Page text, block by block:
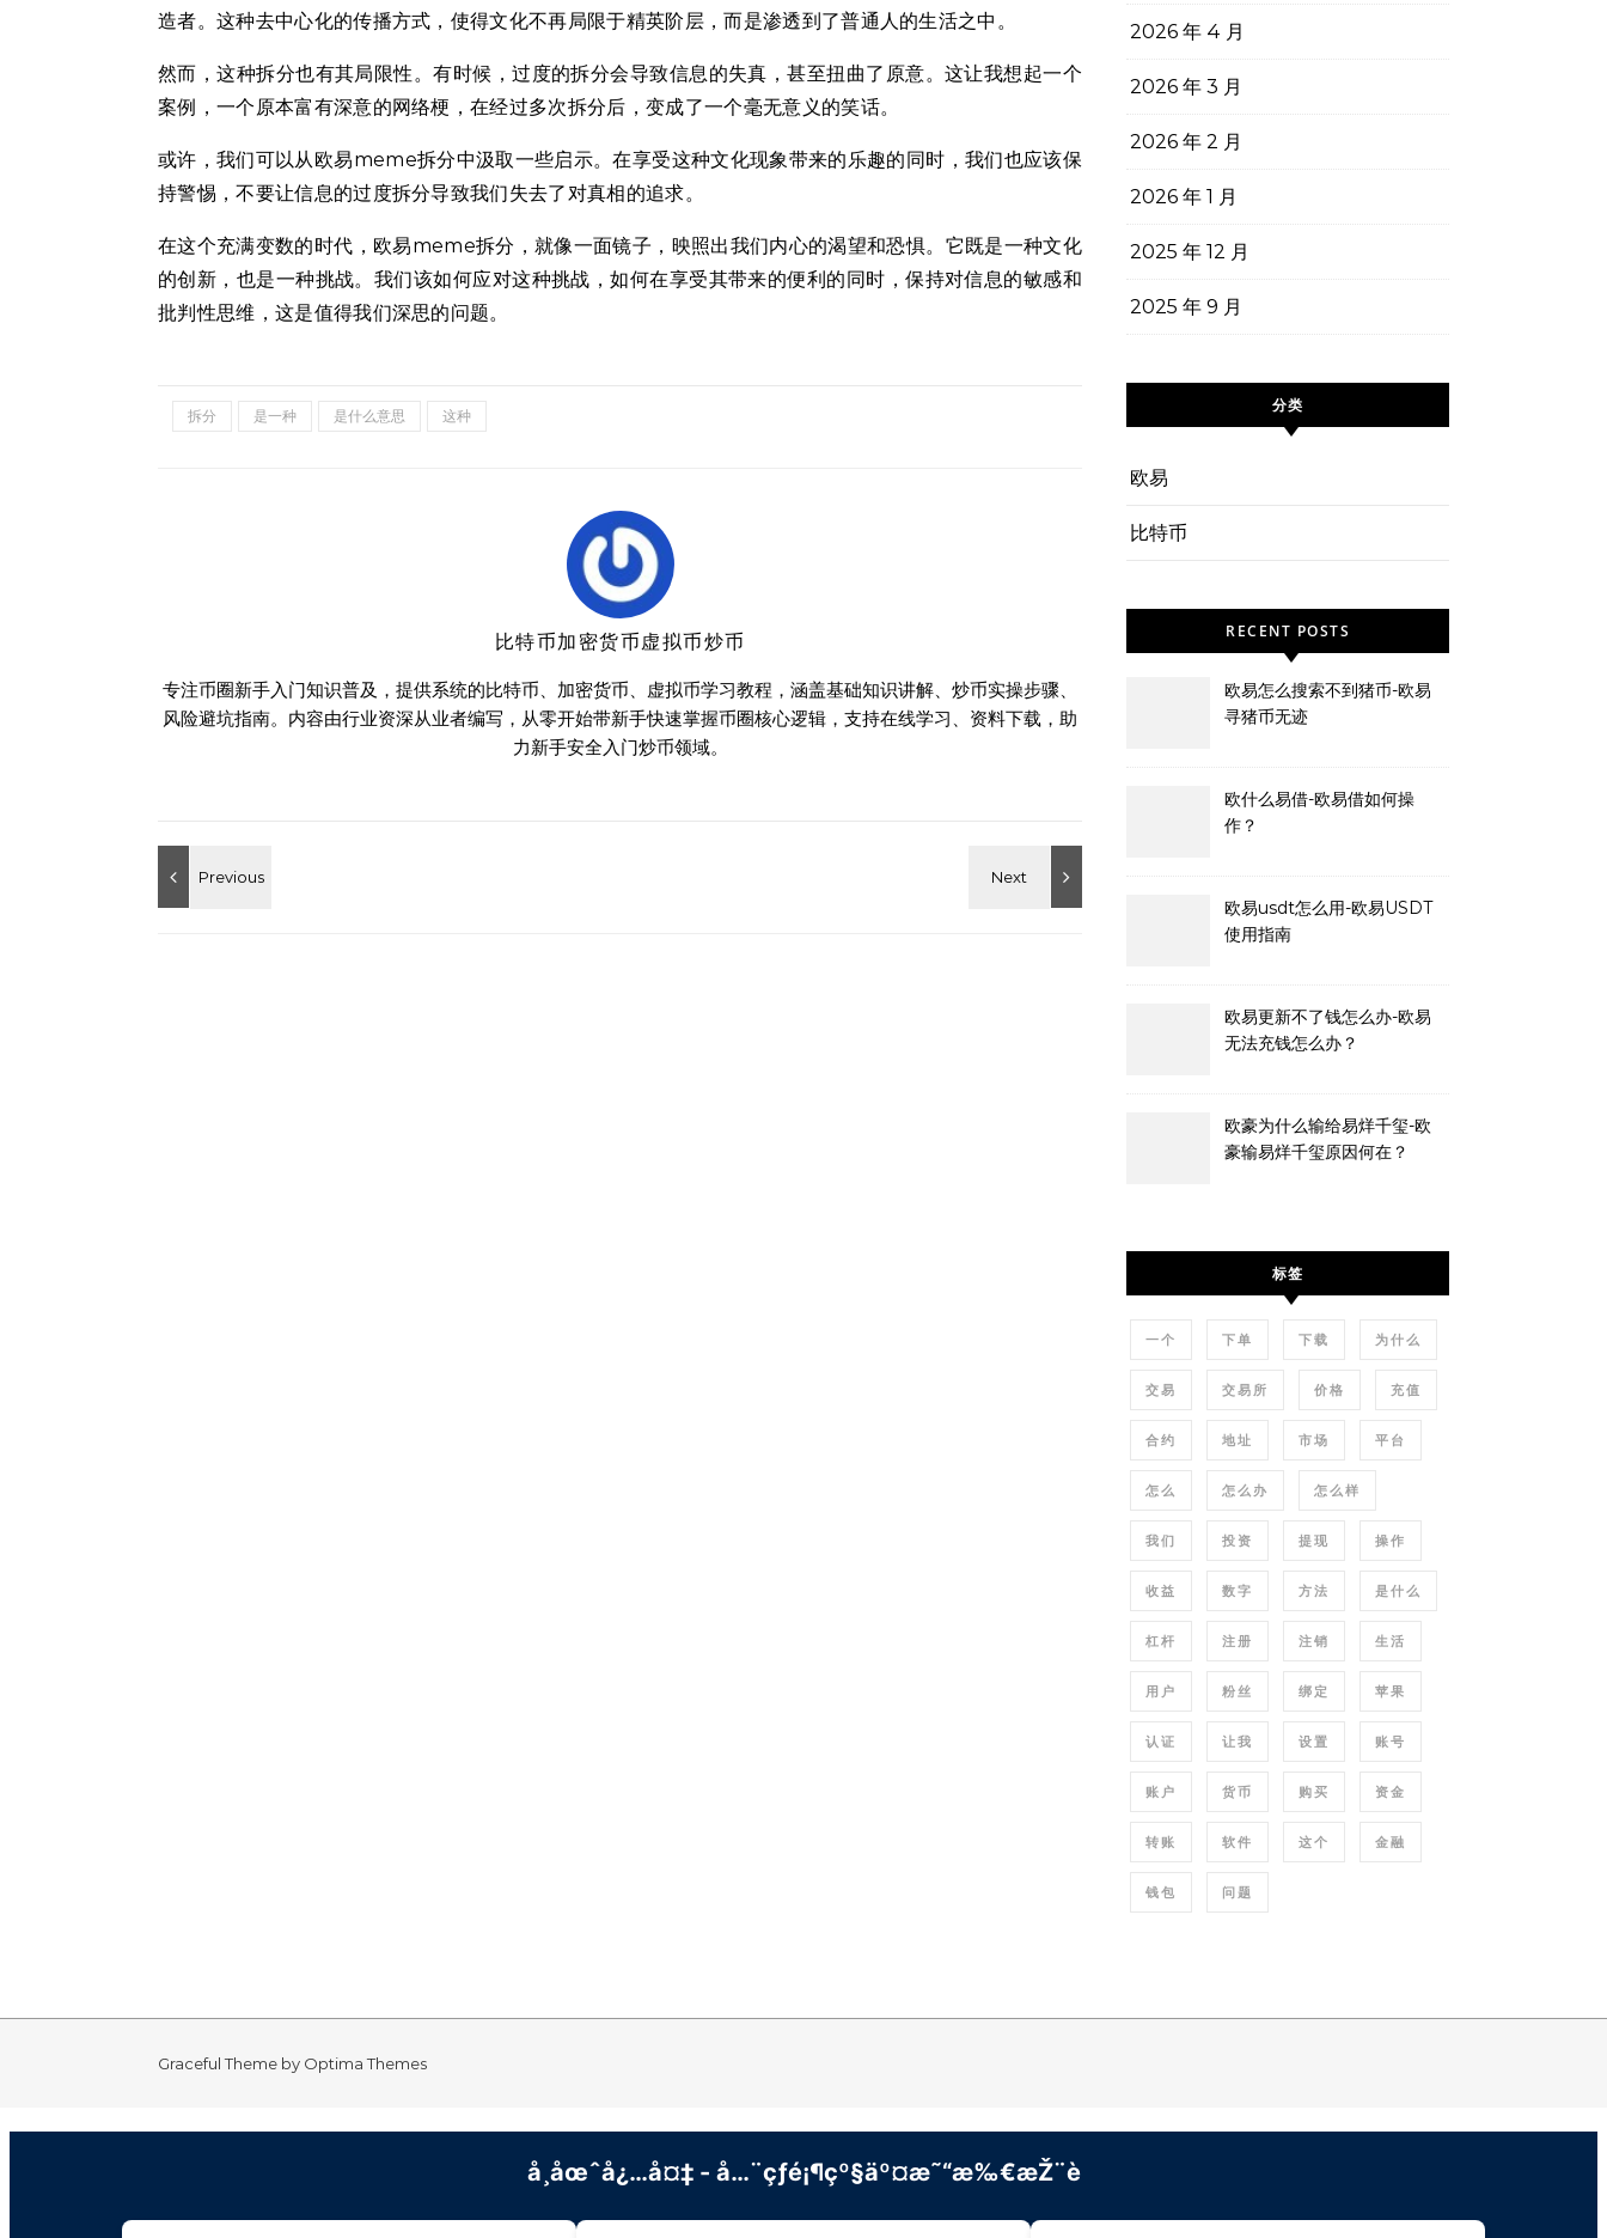
造者。这种去中心化的传播方式，使得文化不再局限于精英阶层，而是渗透到了普通人的生活之中。
然而，这种拆分也有其局限性。有时候，过度的拆分会导致信息的失真，甚至扭曲了原意。这让我想起一个
案例，一个原本富有深意的网络梗，在经过多次拆分后，变成了一个毫无意义的笑话。
或许，我们可以从欧易meme拆分中汲取一些启示。在享受这种文化现象带来的乐趣的同时，我们也应该保
持警惕，不要让信息的过度拆分导致我们失去了对真相的追求。
在这个充满变数的时代，欧易meme拆分，就像一面镜子，映照出我们内心的渴望和恐惧。它既是一种文化
的创新，也是一种挑战。我们该如何应对这种挑战，如何在享受其带来的便利的同时，保持对信息的敏感和
批判性思维，这是值得我们深思的问题。
拆分 是一种 是什么意思 这种
比特币加密货币虚拟币炒币
专注币圈新手入门知识普及，提供系统的比特币、加密货币、虚拟币学习教程，涵盖基础知识讲解、炒币实操步骤、
风险避坑指南。内容由行业资深从业者编写，从零开始带新手快速掌握币圈核心逻辑，支持在线学习、资料下载，助
力新手安全入门炒币领域。
2026 年 4 月
2026 年 3 月
2026 年 2 月
2026 年 1 月
2025 年 12 月
2025 年 9 月
分类
欧易
比特币
RECENT POSTS
欧易怎么搜索不到猪币-欧易
寻猪币无迹
欧什么易借-欧易借如何操
作？
欧易usdt怎么用-欧易USDT
使用指南
欧易更新不了钱怎么办-欧易
无法充钱怎么办？
欧豪为什么输给易烊千玺-欧
豪输易烊千玺原因何在？
标签
一个 下单 下载 为什么
交易 交易所 价格 充值
合约 地址 市场 平台
怎么 怎么办 怎么样
我们 投资 提现 操作
收益 数字 方法 是什么
杠杆 注册 注销 生活
用户 粉丝 绑定 苹果
认证 让我 设置 账号
账户 货币 购买 资金
转账 软件 这个 金融
钱包 问题
Graceful Theme by Optima Themes